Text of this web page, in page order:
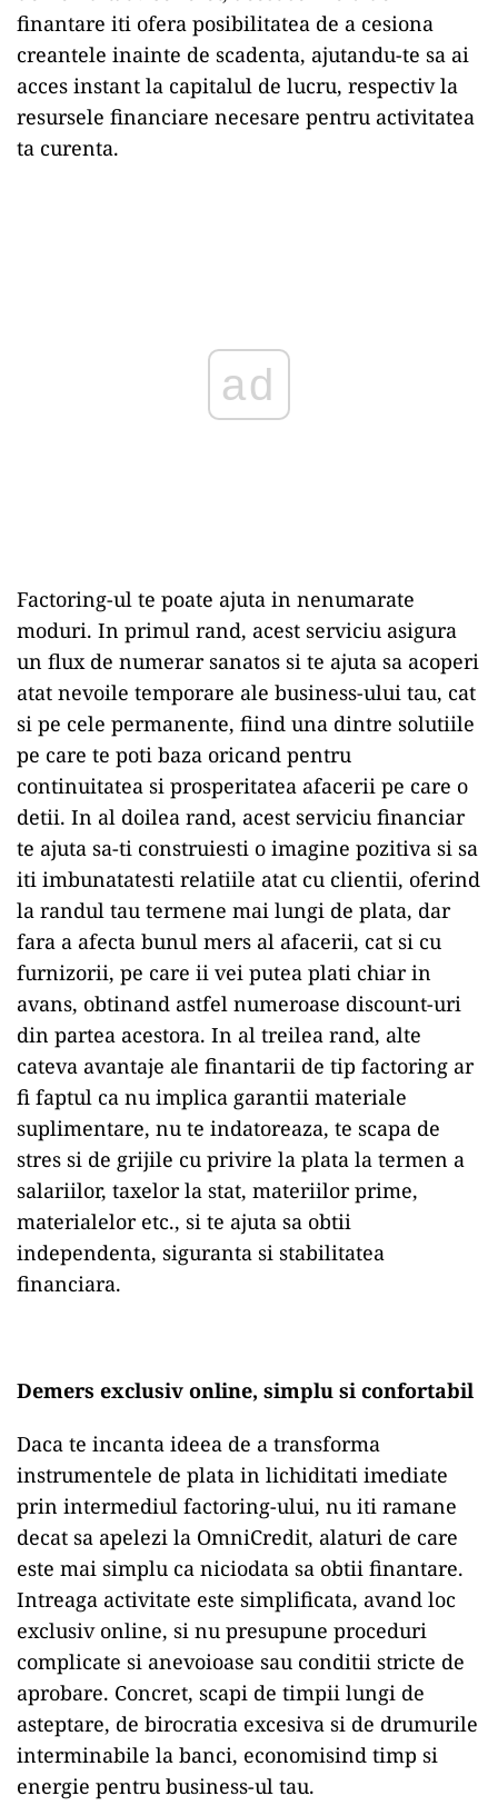
finantare iti ofera posibilitatea de a cesiona
creantele inainte de scadenta, ajutandu-te sa ai
acces instant la capitalul de lucru, respectiv la
resursele financiare necesare pentru activitatea
ta curenta.
ad
Factoring-ul te poate ajuta in nenumarate
moduri. In primul rand, acest serviciu asigura
un flux de numerar sanatos si te ajuta sa acoperi
atat nevoile temporare ale business-ului tau, cat
si pe cele permanente, fiind una dintre solutiile
pe care te poti baza oricand pentru
continuitatea si prosperitatea afacerii pe care o
detii. In al doilea rand, acest serviciu financiar
te ajuta sa-ti construiesti o imagine pozitiva si sa
iti imbunatatesti relatiile atat cu clientii, oferind
la randul tau termene mai lungi de plata, dar
fara a afecta bunul mers al afacerii, cat si cu
furnizorii, pe care ii vei putea plati chiar in
avans, obtinand astfel numeroase discount-uri
din partea acestora. In al treilea rand, alte
cateva avantaje ale finantarii de tip factoring ar
fi faptul ca nu implica garantii materiale
suplimentare, nu te indatoreaza, te scapa de
stres si de grijile cu privire la plata la termen a
salariilor, taxelor la stat, materiilor prime,
materialelor etc., si te ajuta sa obtii
independenta, siguranta si stabilitatea
financiara.
Demers exclusiv online, simplu si confortabil
Daca te incanta ideea de a transforma
instrumentele de plata in lichiditati imediate
prin intermediul factoring-ului, nu iti ramane
decat sa apelezi la OmniCredit, alaturi de care
este mai simplu ca niciodata sa obtii finantare.
Intreaga activitate este simplificata, avand loc
exclusiv online, si nu presupune proceduri
complicate si anevoioase sau conditii stricte de
aprobare. Concret, scapi de timpii lungi de
asteptare, de birocratia excesiva si de drumurile
interminabile la banci, economisind timp si
energie pentru business-ul tau.